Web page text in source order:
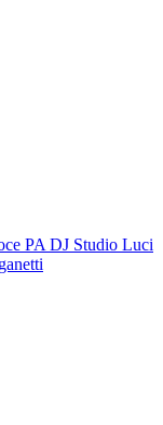
PA DJ Studio Luci